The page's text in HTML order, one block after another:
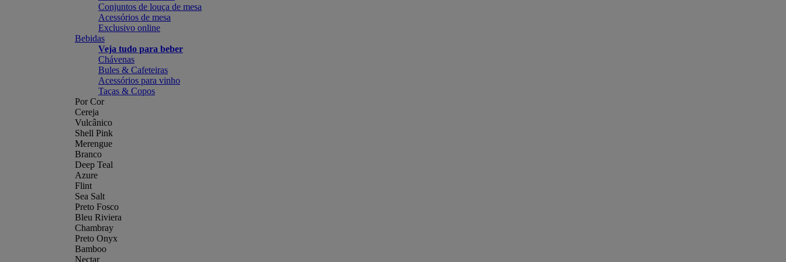
Conjuntos de louça de mesa
Acessórios de mesa
Exclusivo online
Bebidas
Veja tudo para beber
Chávenas
Bules & Cafeteiras
Acessórios para vinho
Taças & Copos
Por Cor
Cereja
Vulcânico
Shell Pink
Merengue
Branco
Deep Teal
Azure
Flint
Sea Salt
Preto Fosco
Bleu Riviera
Chambray
Preto Onyx
Bamboo
Nectar